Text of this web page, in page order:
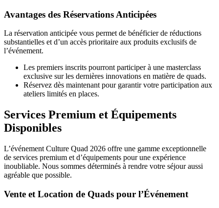
Avantages des Réservations Anticipées
La réservation anticipée vous permet de bénéficier de réductions
substantielles et d’un accès prioritaire aux produits exclusifs de
l’événement.
Les premiers inscrits pourront participer à une masterclass
exclusive sur les dernières innovations en matière de quads.
Réservez dès maintenant pour garantir votre participation aux
ateliers limités en places.
Services Premium et Équipements
Disponibles
L’événement Culture Quad 2026 offre une gamme exceptionnelle
de services premium et d’équipements pour une expérience
inoubliable. Nous sommes déterminés à rendre votre séjour aussi
agréable que possible.
Vente et Location de Quads pour l’Événement